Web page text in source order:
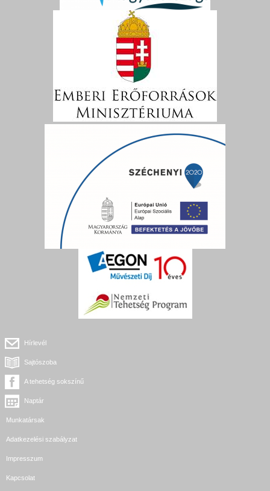
Hírlevél
Sajtószoba
A tehetség sokszínű
Naptár
Munkatársak
Adatkezelési szabályzat
Impresszum
Kapcsolat